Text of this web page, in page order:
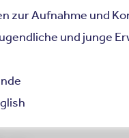
zur Aufnahme und
und junge